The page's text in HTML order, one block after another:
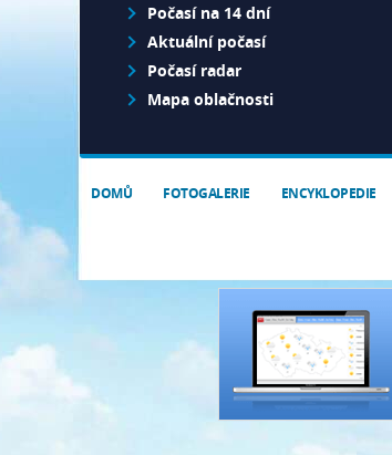
Počasí na 14 dní
Aktuální počasí
Počasí radar
Mapa oblačnosti
DOMŮ FOTOGALERIE ENCYKLOPEDIE